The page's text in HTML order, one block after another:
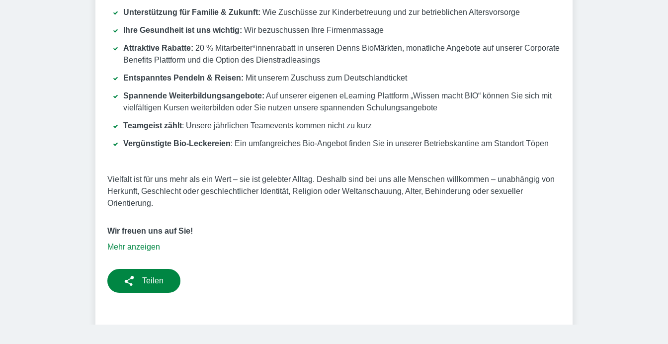
Unterstützung für Familie & Zukunft: Wie Zuschüsse zur Kinderbetreuung und zur betrieblichen Altersvorsorge
Ihre Gesundheit ist uns wichtig: Wir bezuschussen Ihre Firmenmassage
Attraktive Rabatte: 20 % Mitarbeiter*innenrabatt in unseren Denns BioMärkten, monatliche Angebote auf unserer Corporate
Benefits Plattform und die Option des Dienstradleasings
Entspanntes Pendeln & Reisen: Mit unserem Zuschuss zum Deutschlandticket
Spannende Weiterbildungsangebote: Auf unserer eigenen eLearning Plattform „Wissen macht BIO“ können Sie sich mit
vielfältigen Kursen weiterbilden oder Sie nutzen unsere spannenden Schulungsangebote
Teamgeist zählt: Unsere jährlichen Teamevents kommen nicht zu kurz
Vergünstigte Bio-Leckereien: Ein umfangreiches Bio-Angebot finden Sie in unserer Betriebskantine am Standort Töpen
Vielfalt ist für uns mehr als ein Wert – sie ist gelebter Alltag. Deshalb sind bei uns alle Menschen willkommen – unabhängig von
Herkunft, Geschlecht oder geschlechtlicher Identität, Religion oder Weltanschauung, Alter, Behinderung oder sexueller
Orientierung.
Wir freuen uns auf Sie!
Mehr anzeigen
Teilen